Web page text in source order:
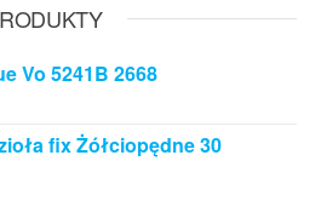
Vo 5241B 2668
fix Żółciopędne 30